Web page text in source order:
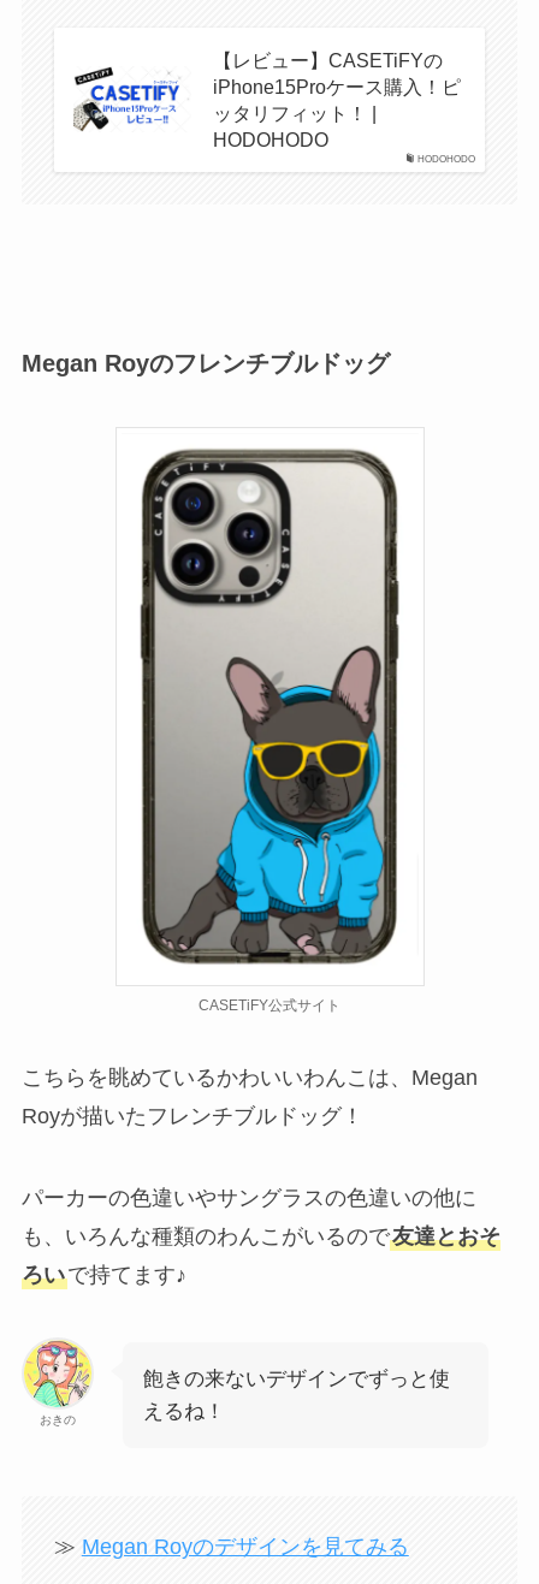
HODOHODO
【レビュー】CASETiFYの
iPhone15Proケース購入！ピ
ッタリフィット！ |
HODOHODO
Megan Royのフレンチブルドッグ
CASETiFY公式サイト
こちらを眺めているかわいいわんこは、Megan
Royが描いたフレンチブルドッグ！
パーカーの色違いやサングラスの色違いの他に
も、いろんな種類のわんこがいるので友達とおそ
ろいで持てます♪
おきの
飽きの来ないデザインでずっと使
えるね！
≫ Megan Royのデザインを見てみる